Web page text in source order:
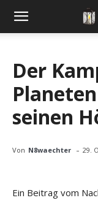
Der
seinen
Von N8waechter - 29.
Ein Beitrag vom